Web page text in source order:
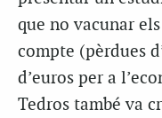
que no vacunar
compte (pèrdues
d’euros per a
Tedros també va